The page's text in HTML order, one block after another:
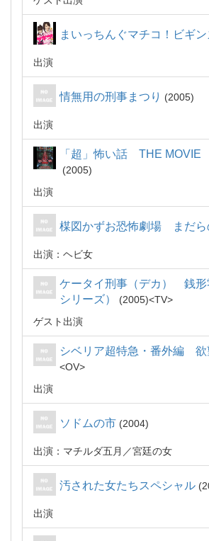
まいっちんぐマチコ！ビギ
出演
情無用の刑事まつり 2005
出演
「超」怖い話 THE MOVIE
2005
出演
楳図かずお恐怖劇場 まだら
出演：ヘビ女
ケータイ刑事（デカ） 銭形
シリーズ）
2005
TV
ゲスト出演
シベリア超特急・番外編 欲
OV
出演
ソドムの市 2004
出演：マチルダ五月／宮廷の女
汚された女たちスペシャル
出演